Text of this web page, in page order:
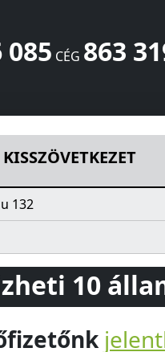
085 CÉG 863
132
10